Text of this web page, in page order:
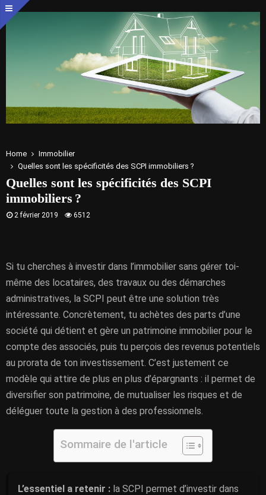
Home
Immobilier
Quelles sont les spécificités des SCPI immobiliers ?
Quelles sont les spécificités des SCPI
immobiliers ?
2 février 2019 6512
Si tu cherches à investir dans l’immobilier sans gérer toi-
même des locataires, des travaux ou des démarches
administratives, la SCPI peut être une solution très
intéressante. Concrètement, tu achètes des parts d’une
société qui détient et gère un patrimoine immobilier pour le
compte des associés, puis tu perçois des revenus potentiels
au prorata de ton investissement. C’est justement ce
modèle qui attire de plus en plus d’épargnants : il permet de
diversifier son patrimoine, de mutualiser les risques et de
déléguer toute la gestion à des professionnels.
Sommaire de l'article
L’essentiel a retenir : la SCPI permet d’investir dans